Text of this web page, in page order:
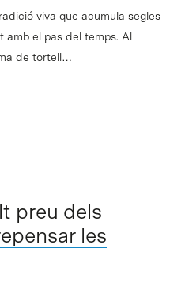
viva que acumula segles
amb el pas del temps. Al
de tortell…
preu dels
les